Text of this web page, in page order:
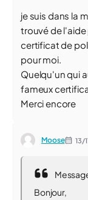
je suis dans la
trouvé de
certificat de
pour moi.
Quelqu'un qui
fameux
Merci encore
Moose 13/
Bonjour,